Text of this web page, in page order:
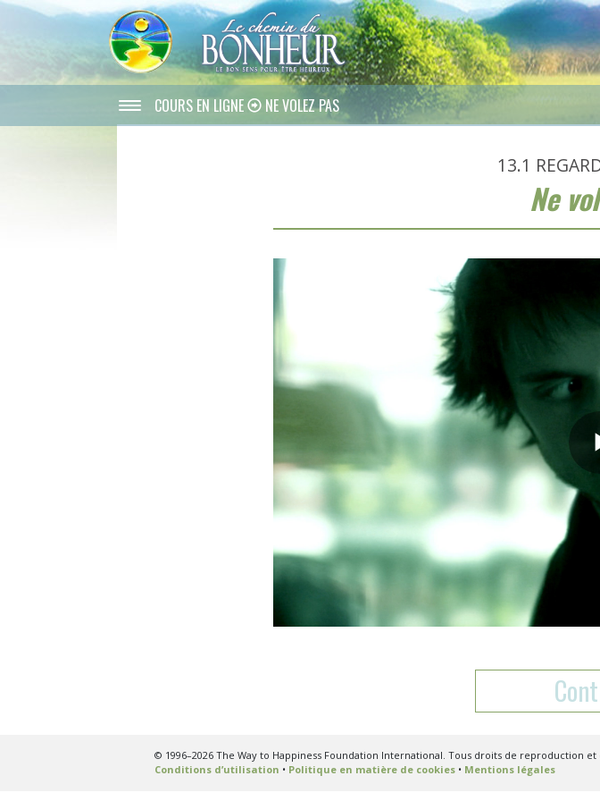
COURS EN LIGNE NE VOLEZ PAS
13.1
Ne
© 1996–2026 The Way to Happiness Foundation International. Tous droits de reproduction et
Conditions d’utilisation • Politique en matière de cookies• Mentions légales